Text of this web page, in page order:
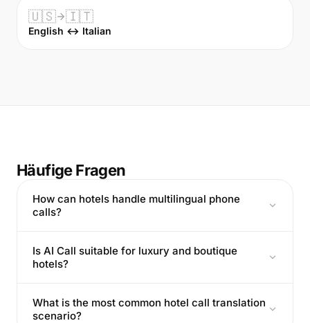
🇺🇸 🇮🇹
English ↔ Italian
Häufige Fragen
How can hotels handle multilingual phone
calls?
Is AI Call suitable for luxury and boutique
hotels?
What is the most common hotel call translation
scenario?